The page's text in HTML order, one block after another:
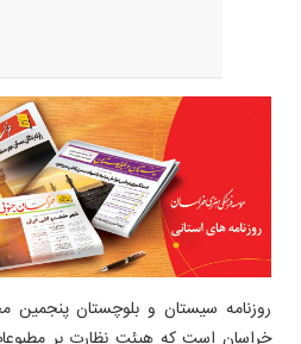
سیستان و بلوچستان پنجمین محصول